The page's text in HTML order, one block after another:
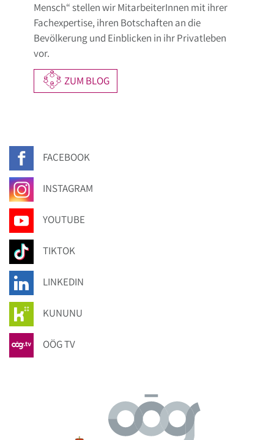
Mensch“ stellen wir MitarbeiterInnen mit ihrer
Fachexpertise, ihren Botschaften an die
Bevölkerung und Einblicken in ihr Privatleben
vor.
ZUM BLOG
FACEBOOK
INSTAGRAM
YOUTUBE
TIKTOK
LINKEDIN
KUNUNU
OÖG TV